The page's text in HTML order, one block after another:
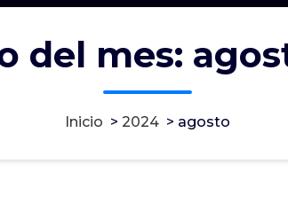
del mes:
Inicio > 2024 > agosto
Protegido: DC-3
PLASTICOS Y RESINAS